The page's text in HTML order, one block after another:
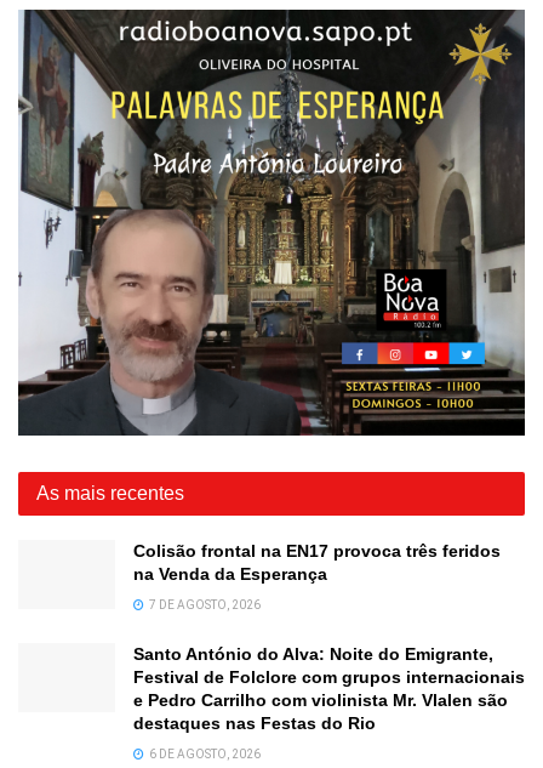
As mais recentes
Colisão frontal na EN17 provoca três feridos
na Venda da Esperança
7 DE AGOSTO, 2026
Santo António do Alva: Noite do Emigrante,
Festival de Folclore com grupos internacionais
e Pedro Carrilho com violinista Mr. Vlalen são
destaques nas Festas do Rio
6 DE AGOSTO, 2026